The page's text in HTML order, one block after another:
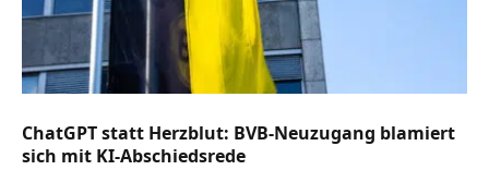
ChatGPT statt Herzblut: BVB-Neuzugang blamiert
sich mit KI-Abschiedsrede